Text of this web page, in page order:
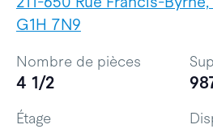
G1H 7N9
Nombre de pièces
4 1/2
Étage